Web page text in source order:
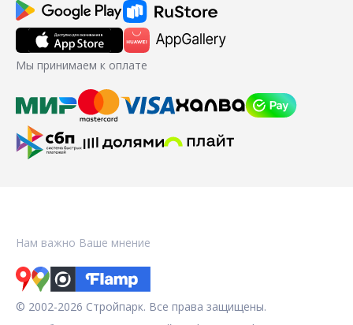
Мы принимаем к оплате
Нам важно Ваше мнение
© 2002-2026 Стройпарк. Все права защищены.